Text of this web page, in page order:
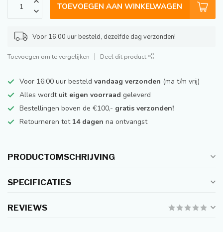
TOEVOEGEN AAN WINKELWAGEN
Voor 16:00 uur besteld, dezelfde dag verzonden!
Toevoegen om te vergelijken Deel dit product
Voor 16:00 uur besteld vandaag verzonden (ma t/m vrij)
Alles wordt uit eigen voorraad geleverd
Bestellingen boven de €100,- gratis verzonden!
Retourneren tot 14 dagen na ontvangst
PRODUCTOMSCHRIJVING
SPECIFICATIES
REVIEWS